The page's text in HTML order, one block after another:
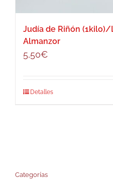
Judía de Riñón
Almanzor
5,50€
Detalles
Categorías